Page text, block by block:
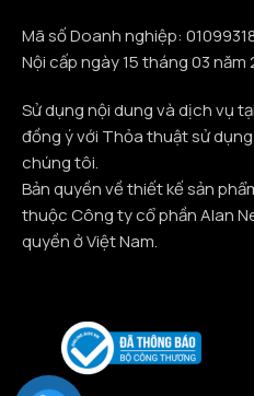
Mã số Doanh nghiệp:
Nội cấp ngày 15 tháng 03 năm
Sử dụng nội dung và dịch vụ
đồng ý với Thỏa thuật sử
chúng tôi.
Bản quyền về thiết kế sản
thuộc Công ty cổ phần Alan
quyền ở Việt Nam.